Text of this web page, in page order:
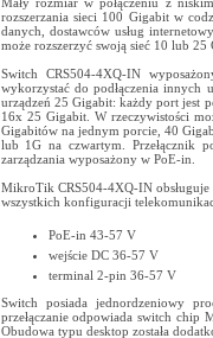
rozszerzania sieci 100 Gigabit w
danych, dostawców usług
może rozszerzyć swoją sieć 10 lub
Switch CRS504-4XQ-IN
wykorzystać do podłączenia innych
urządzeń 25 Gigabit: każdy port jest
16x 25 Gigabit. W rzeczywistości
Gigabitów na jednym porcie, 40
lub 1G na czwartym. Przełącznik
zarządzania wyposażony w PoE-in.
MikroTik CRS504-4XQ-IN
wszystkich konfiguracji
PoE-in 43-57 V
wejście DC 36-57 V
terminal 2-pin 36-57 V
Switch posiada jednordzeniowy
przełączanie odpowiada switch chip
Obudowa typu desktop została